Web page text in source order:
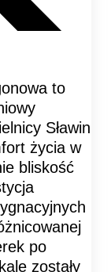
to
Sławin
życia w
bliskość
po
zostały